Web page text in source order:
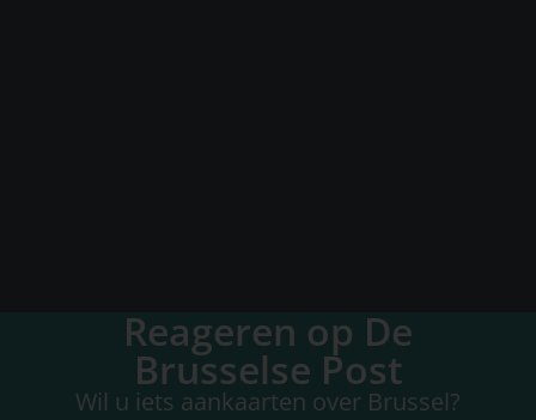
Reageren op De
Brusselse Post
Wil u iets aankaarten over Brussel?